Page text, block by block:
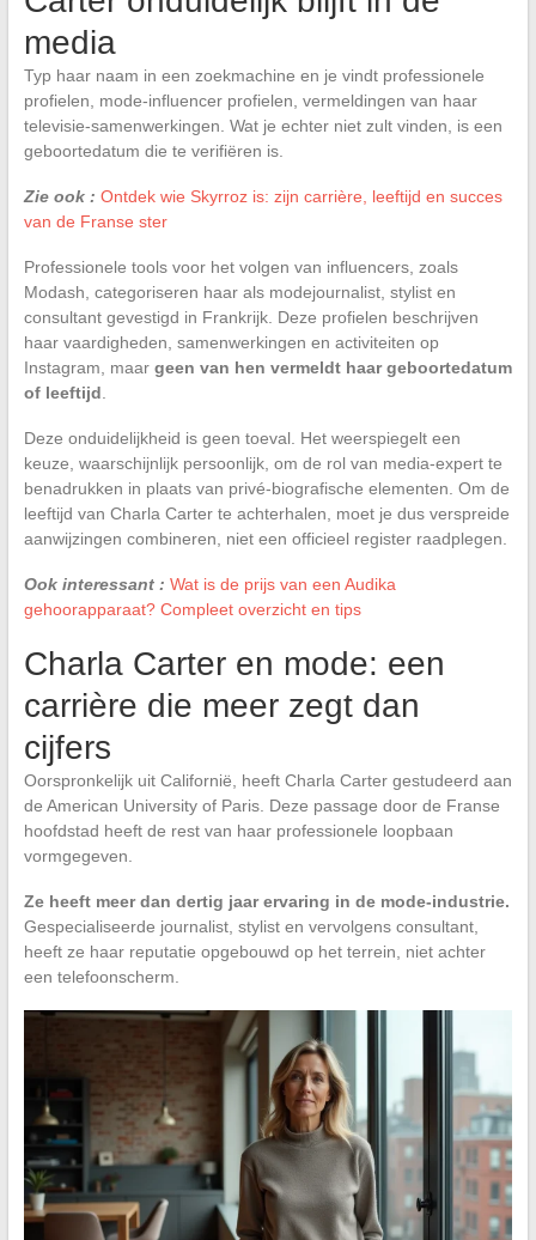
media
Typ haar naam in een zoekmachine en je vindt professionele
profielen, mode-influencer profielen, vermeldingen van haar
televisie-samenwerkingen. Wat je echter niet zult vinden, is een
geboortedatum die te verifiëren is.
Zie ook : Ontdek wie Skyrroz is: zijn carrière, leeftijd en succes
van de Franse ster
Professionele tools voor het volgen van influencers, zoals
Modash, categoriseren haar als modejournalist, stylist en
consultant gevestigd in Frankrijk. Deze profielen beschrijven
haar vaardigheden, samenwerkingen en activiteiten op
Instagram, maar geen van hen vermeldt haar geboortedatum
of leeftijd
Deze onduidelijkheid is geen toeval. Het weerspiegelt een
keuze, waarschijnlijk persoonlijk, om de rol van media-expert te
benadrukken in plaats van privé-biografische elementen. Om de
leeftijd van Charla Carter te achterhalen, moet je dus verspreide
aanwijzingen combineren, niet een officieel register raadplegen.
Ook interessant : Wat is de prijs van een Audika
gehoorapparaat? Compleet overzicht en tips
Charla Carter en mode: een
carrière die meer zegt dan
cijfers
Oorspronkelijk uit Californië, heeft Charla Carter gestudeerd aan
de American University of Paris. Deze passage door de Franse
hoofdstad heeft de rest van haar professionele loopbaan
vormgegeven.
Ze heeft meer dan dertig jaar ervaring in de mode-industrie.
Gespecialiseerde journalist, stylist en vervolgens consultant,
heeft ze haar reputatie opgebouwd op het terrein, niet achter
een telefoonscherm.